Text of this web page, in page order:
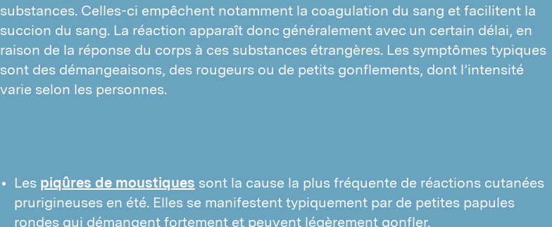
substances. Celles-ci empêchent notamment la coagulation du sang et facilitent la
succion du sang. La réaction apparaît donc généralement avec un certain délai, en
raison de la réponse du corps à ces substances étrangères. Les symptômes typiques
sont des démangeaisons, des rougeurs ou de petits gonflements, dont l’intensité
varie selon les personnes.
Les piqûres de moustiques sont la cause la plus fréquente de réactions cutanées
prurigineuses en été. Elles se manifestent typiquement par de petites papules
rondes qui démangent fortement et peuvent légèrement gonfler.